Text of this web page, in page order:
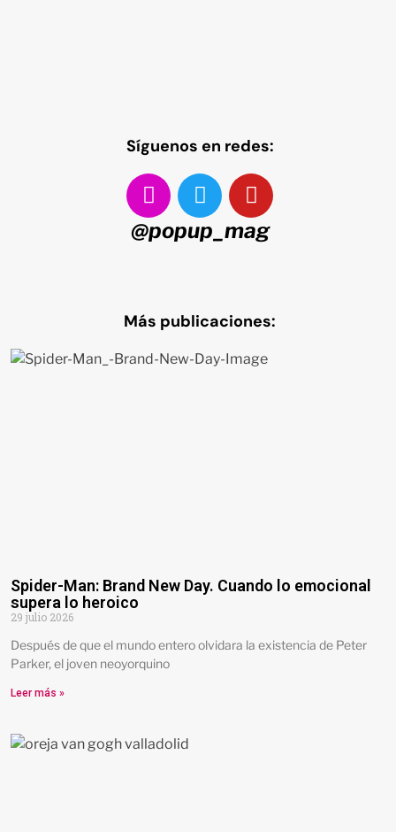
Síguenos en redes:
@popup_mag
Más publicaciones:
Spider-Man: Brand New Day. Cuando lo emocional
supera lo heroico
29 julio 2026
Después de que el mundo entero olvidara la existencia de Peter
Parker, el joven neoyorquino
Leer más »